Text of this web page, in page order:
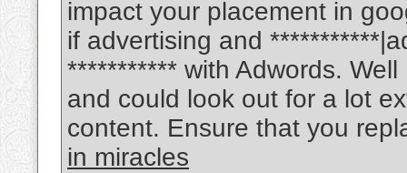
impact your placement in
if advertising and
*********** with Adwords.
and could look out for a lot
content. Ensure that you
in miracles